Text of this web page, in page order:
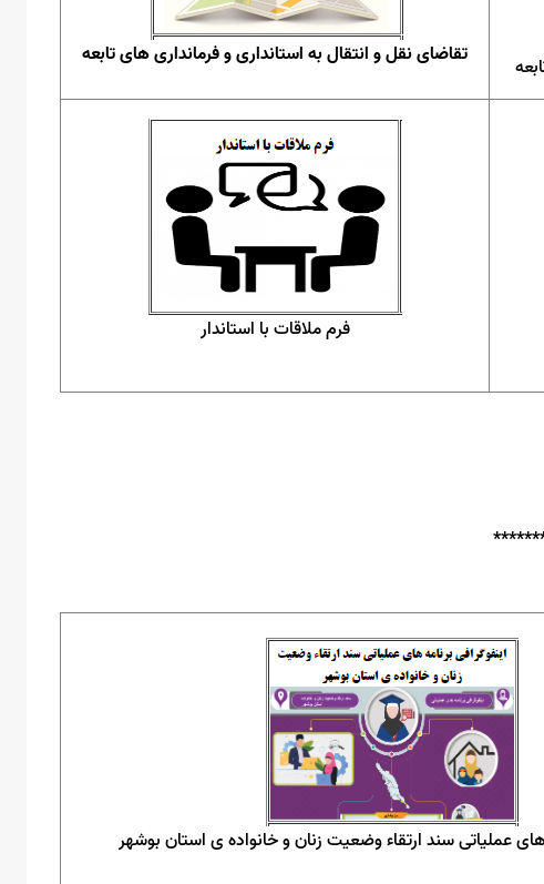
تقاضای نقل و انتقال به استانداری و فرمانداری های تابعه
فرم ملاقات با استاندار
های عملیاتی سند ارتقاء وضعیت زنان و خانواده ی استان بوشهر